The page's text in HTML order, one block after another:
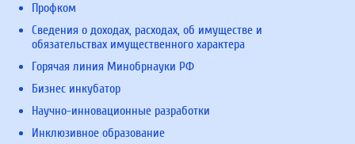
Профком
Сведения о доходах, расходах, об имуществе и
обязательствах имущественного характера
Горячая линия Минобрнауки РФ
Бизнес инкубатор
Научно-инновационные разработки
Инклюзивное образование